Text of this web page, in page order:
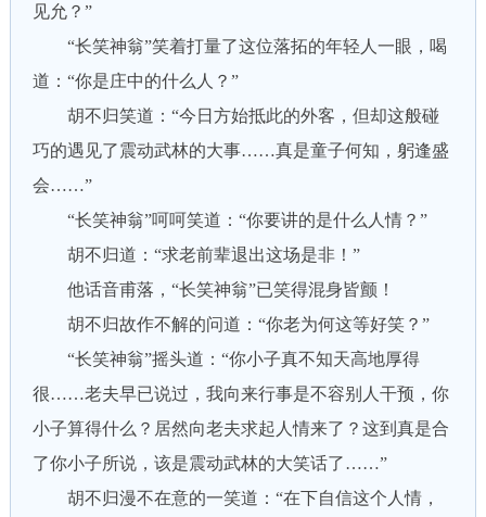
见允？”
“长笑神翁”笑着打量了这位落拓的年轻人一眼，喝
道：“你是庄中的什么人？”
胡不归笑道：“今日方始抵此的外客，但却这般碰
巧的遇见了震动武林的大事……真是童子何知，躬逢盛
会……”
“长笑神翁”呵呵笑道：“你要讲的是什么人情？”
胡不归道：“求老前辈退出这场是非！”
他话音甫落，“长笑神翁”已笑得混身皆颤！
胡不归故作不解的问道：“你老为何这等好笑？”
“长笑神翁”摇头道：“你小子真不知天高地厚得
很……老夫早已说过，我向来行事是不容别人干预，你
小子算得什么？居然向老夫求起人情来了？这到真是合
了你小子所说，该是震动武林的大笑话了……”
胡不归漫不在意的一笑道：“在下自信这个人情，